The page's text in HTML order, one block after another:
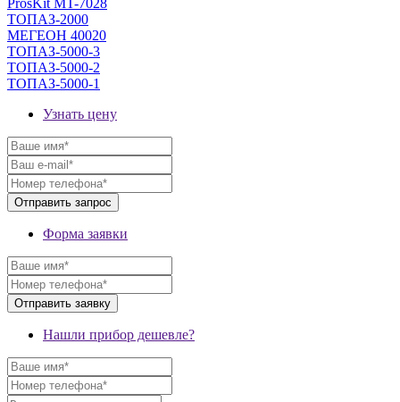
ТОПАЗ-2000
МЕГЕОН 40020
ТОПАЗ-5000-3
ТОПАЗ-5000-2
ТОПАЗ-5000-1
Узнать цену
Форма заявки
Нашли прибор дешевле?